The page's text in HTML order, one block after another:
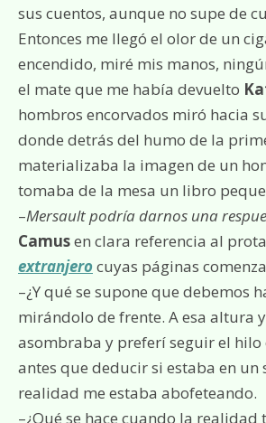
sus cuentos, aunque no supe de
Entonces me llegó el olor de un
encendido, miré mis manos,
el mate que me había devuelto
hombros encorvados miró hacia
donde detrás del humo de la
materializaba la imagen de un
tomaba de la mesa un libro
–Mersault podría darnos una
Camusen clara referencia al
extranjerocuyas páginas
–¿Y qué se supone que debemos
mirándolo de frente. A esa altura
asombraba y preferí seguir el hilo
antes que deducir si estaba en un
realidad me estaba abofeteando.
–¿Qué se hace cuando la realidad